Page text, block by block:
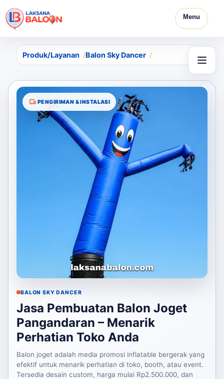
Menu
Produk/Layanan Balon Sky Dancer
PENGIRIMAN & INSTALASI
BALON SKY DANCER
Jasa Pembuatan Balon Joget
Pangandaran – Menarik
Perhatian Toko Anda
Balon joget adalah media promosi inflatable bergerak yang
efektif untuk menarik perhatian di toko, booth, atau event.
Tersedia desain custom, harga mulai Rp2.500.000, dan